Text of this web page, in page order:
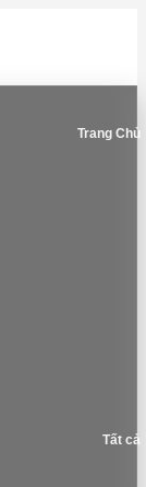
Trang Chủ
Tất cả